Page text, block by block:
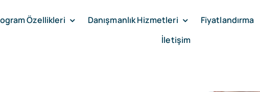
Özellikleri Danışmanlık Hizmetleri Fiyatlandırma
İletişim